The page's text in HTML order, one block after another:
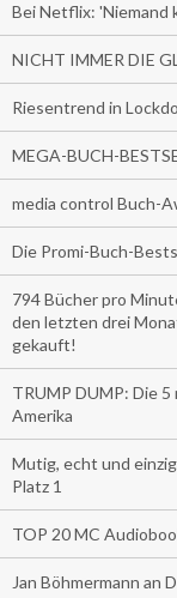
Bei Netflix: 'Niemand
NICHT IMMER DIE
Riesentrend in
MEGA-BUCH-
media control Buch-
Die Promi-Buch-
794 Bücher pro
den letzten drei
gekauft!
TRUMP DUMP: Die
Amerika
Mutig, echt und
Platz 1
TOP 20 MC
Jan Böhmermann an